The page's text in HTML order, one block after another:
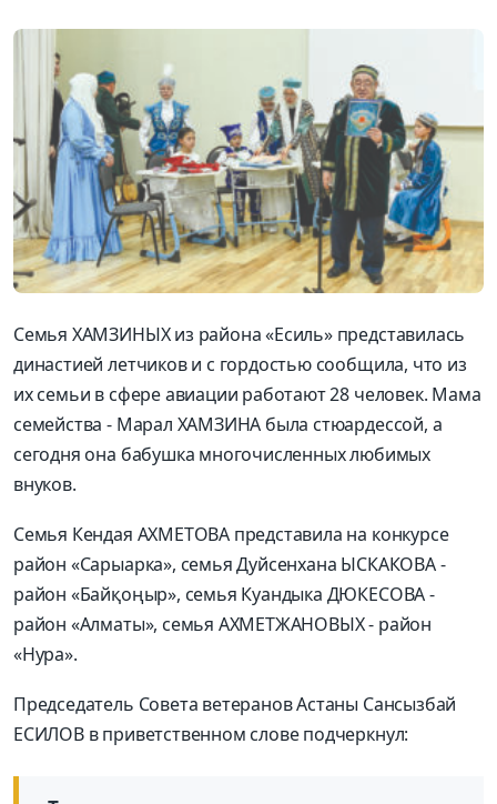
Семья ХАМЗИНЫХ из района «Есиль» представилась
династией летчиков и с гордостью сообщила, что из
их семьи в сфере авиации работают 28 человек. Мама
семейства - Марал ХАМЗИНА была стюардессой, а
сегодня она бабушка многочисленных любимых
внуков.
Семья Кендая АХМЕТОВА представила на конкурсе
район «Сарыарка», семья Дуйсенхана ЫСКАКОВА -
район «Байқоңыр», семья Куандыка ДЮКЕСОВА -
район «Алматы», семья АХМЕТЖАНОВЫХ - район
«Нура».
Председатель Совета ветеранов Астаны Сансызбай
ЕСИЛОВ в приветственном слове подчеркнул: